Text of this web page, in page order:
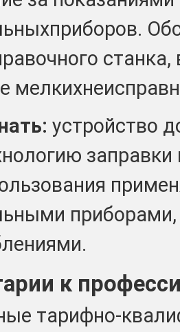
устройство
к
тарифно-